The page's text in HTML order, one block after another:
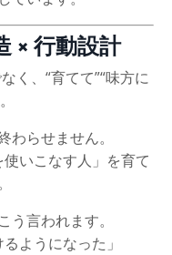
× 行動設計
く、“育てて”“味方に
らせません。
使いこなす人」を育て
う言われます。
ようになった」